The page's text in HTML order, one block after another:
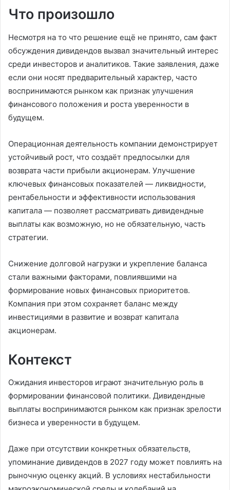
Что произошло
Несмотря на то что решение ещё не принято, сам факт
обсуждения дивидендов вызвал значительный интерес
среди инвесторов и аналитиков. Такие заявления, даже
если они носят предварительный характер, часто
воспринимаются рынком как признак улучшения
финансового положения и роста уверенности в
будущем.
Операционная деятельность компании демонстрирует
устойчивый рост, что создаёт предпосылки для
возврата части прибыли акционерам. Улучшение
ключевых финансовых показателей — ликвидности,
рентабельности и эффективности использования
капитала — позволяет рассматривать дивидендные
выплаты как возможную, но не обязательную, часть
стратегии.
Снижение долговой нагрузки и укрепление баланса
стали важными факторами, повлиявшими на
формирование новых финансовых приоритетов.
Компания при этом сохраняет баланс между
инвестициями в развитие и возврат капитала
акционерам.
Контекст
Ожидания инвесторов играют значительную роль в
формировании финансовой политики. Дивидендные
выплаты воспринимаются рынком как признак зрелости
бизнеса и уверенности в будущем.
Даже при отсутствии конкретных обязательств,
упоминание дивидендов в 2027 году может повлиять на
рыночную оценку акций. В условиях нестабильности